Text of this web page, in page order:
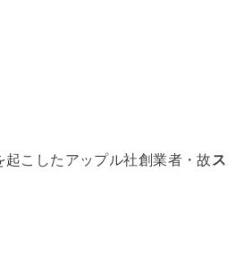
起こしたアップル社創業者・故 ス